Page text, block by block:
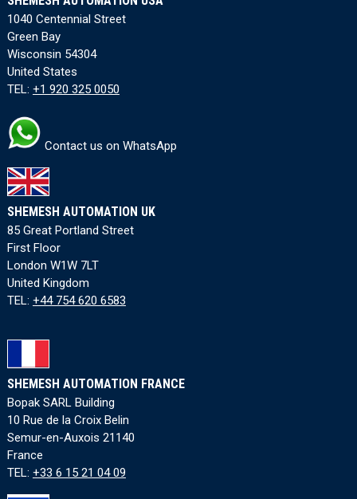
1040 Centennial Street
Green Bay
Wisconsin 54304
United States
TEL: +1 920 325 0050
Contact us on WhatsApp
SHEMESH AUTOMATION UK
85 Great Portland Street
First Floor
London W1W 7LT
United Kingdom
TEL: +44 754 620 6583
SHEMESH AUTOMATION FRANCE
Bopak SARL Building
10 Rue de la Croix Belin
Semur-en-Auxois 21140
France
TEL: +33 6 15 21 04 09